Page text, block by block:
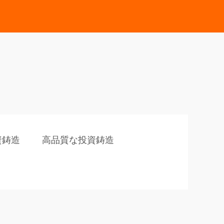
造 高品質な投資鋳造